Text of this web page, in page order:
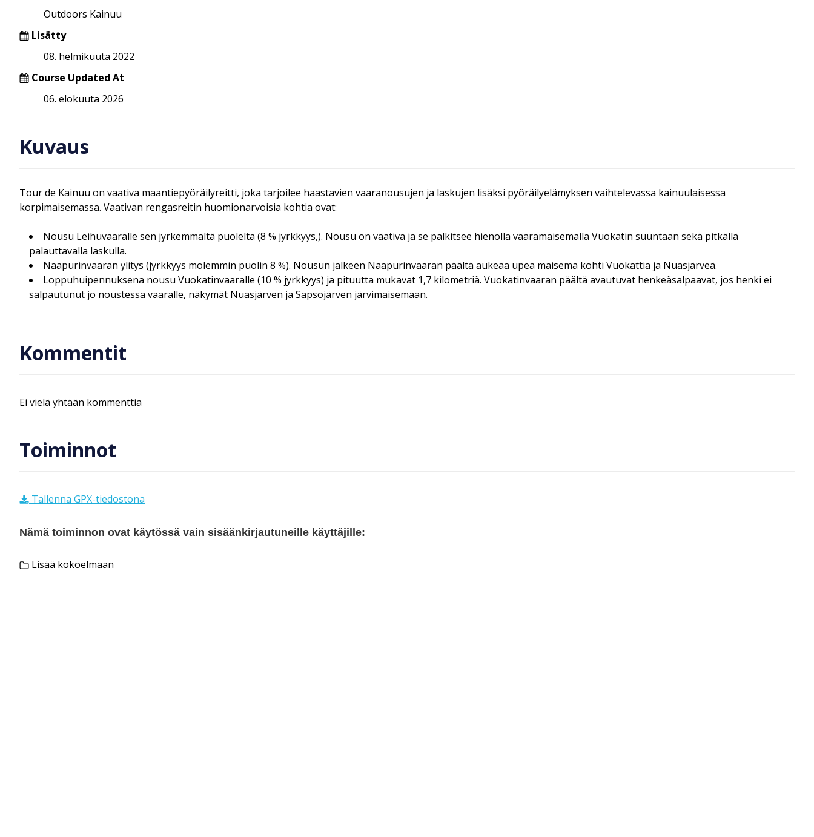
Outdoors Kainuu
Lisätty
08. helmikuuta 2022
Course Updated At
06. elokuuta 2026
Kuvaus
Tour de Kainuu on vaativa maantiepyöräilyreitti, joka tarjoilee haastavien vaaranousujen ja laskujen lisäksi pyöräilyelämyksen vaihtelevassa kainuulaisessa
korpimaisemassa. Vaativan rengasreitin huomionarvoisia kohtia ovat:
Nousu Leihuvaaralle sen jyrkemmältä puolelta (8 % jyrkkyys,). Nousu on vaativa ja se palkitsee hienolla vaaramaisemalla Vuokatin suuntaan sekä pitkällä
palauttavalla laskulla.
Naapurinvaaran ylitys (jyrkkyys molemmin puolin 8 %). Nousun jälkeen Naapurinvaaran päältä aukeaa upea maisema kohti Vuokattia ja Nuasjärveä.
Loppuhuipennuksena nousu Vuokatinvaaralle (10 % jyrkkyys) ja pituutta mukavat 1,7 kilometriä. Vuokatinvaaran päältä avautuvat henkeäsalpaavat, jos henki ei
salpautunut jo noustessa vaaralle, näkymät Nuasjärven ja Sapsojärven järvimaisemaan.
Kommentit
Ei vielä yhtään kommenttia
Toiminnot
Tallenna GPX-tiedostona
Nämä toiminnon ovat käytössä vain sisäänkirjautuneille käyttäjille:
Lisää kokoelmaan